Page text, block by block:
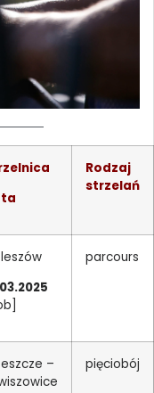
Rodzaj
strzelań
parcours
–
pięciobój